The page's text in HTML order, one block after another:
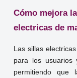
Cómo mejora
electricas de
Las sillas
para los usuarios
permitiendo que